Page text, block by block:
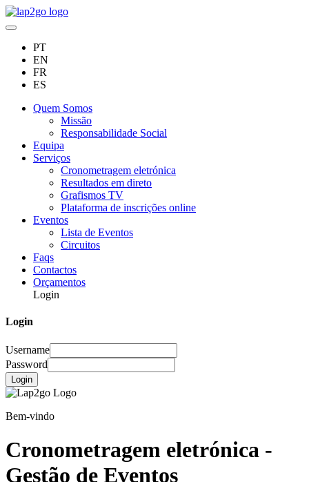
PT
EN
FR
ES
Quem Somos
Missão
Responsabilidade Social
Equipa
Serviços
Cronometragem eletrónica
Resultados em direto
Grafismos TV
Plataforma de inscrições online
Eventos
Lista de Eventos
Circuitos
Faqs
Contactos
Orçamentos
Login
Login
Username
Password
Login
Bem-vindo
Cronometragem eletrónica -
Gestão de Eventos